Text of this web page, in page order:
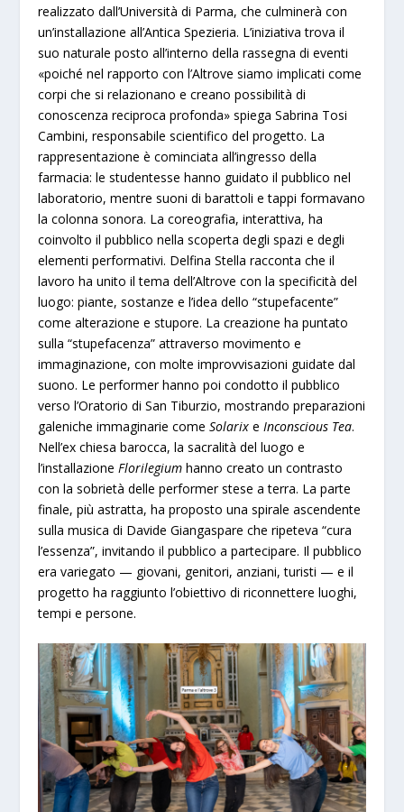
realizzato dall’Università di Parma, che culminerà con
un’installazione all’Antica Spezieria. L’iniziativa trova il
suo naturale posto all’interno della rassegna di eventi
«poiché nel rapporto con l’Altrove siamo implicati come
corpi che si relazionano e creano possibilità di
conoscenza reciproca profonda» spiega Sabrina Tosi
Cambini, responsabile scientifico del progetto. La
rappresentazione è cominciata all’ingresso della
farmacia: le studentesse hanno guidato il pubblico nel
laboratorio, mentre suoni di barattoli e tappi formavano
la colonna sonora. La coreografia, interattiva, ha
coinvolto il pubblico nella scoperta degli spazi e degli
elementi performativi. Delfina Stella racconta che il
lavoro ha unito il tema dell’Altrove con la specificità del
luogo: piante, sostanze e l’idea dello “stupefacente”
come alterazione e stupore. La creazione ha puntato
sulla “stupefacenza” attraverso movimento e
immaginazione, con molte improvvisazioni guidate dal
suono. Le performer hanno poi condotto il pubblico
verso l’Oratorio di San Tiburzio, mostrando preparazioni
galeniche immaginarie comeSolarix e Inconscious Tea.
Nell’ex chiesa barocca, la sacralità del luogo e
l’installazione Florilegium hanno creato un contrasto
con la sobrietà delle performer stese a terra. La parte
finale, più astratta, ha proposto una spirale ascendente
sulla musica di Davide Giangaspare che ripeteva “cura
l’essenza”, invitando il pubblico a partecipare. Il pubblico
era variegato — giovani, genitori, anziani, turisti — e il
progetto ha raggiunto l’obiettivo di riconnettere luoghi,
tempi e persone.